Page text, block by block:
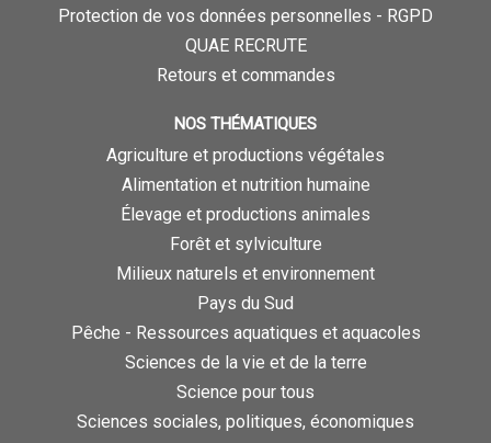
Protection de vos données personnelles - RGPD
QUAE RECRUTE
Retours et commandes
NOS THÉMATIQUES
Agriculture et productions végétales
Alimentation et nutrition humaine
Élevage et productions animales
Forêt et sylviculture
Milieux naturels et environnement
Pays du Sud
Pêche - Ressources aquatiques et aquacoles
Sciences de la vie et de la terre
Science pour tous
Sciences sociales, politiques, économiques